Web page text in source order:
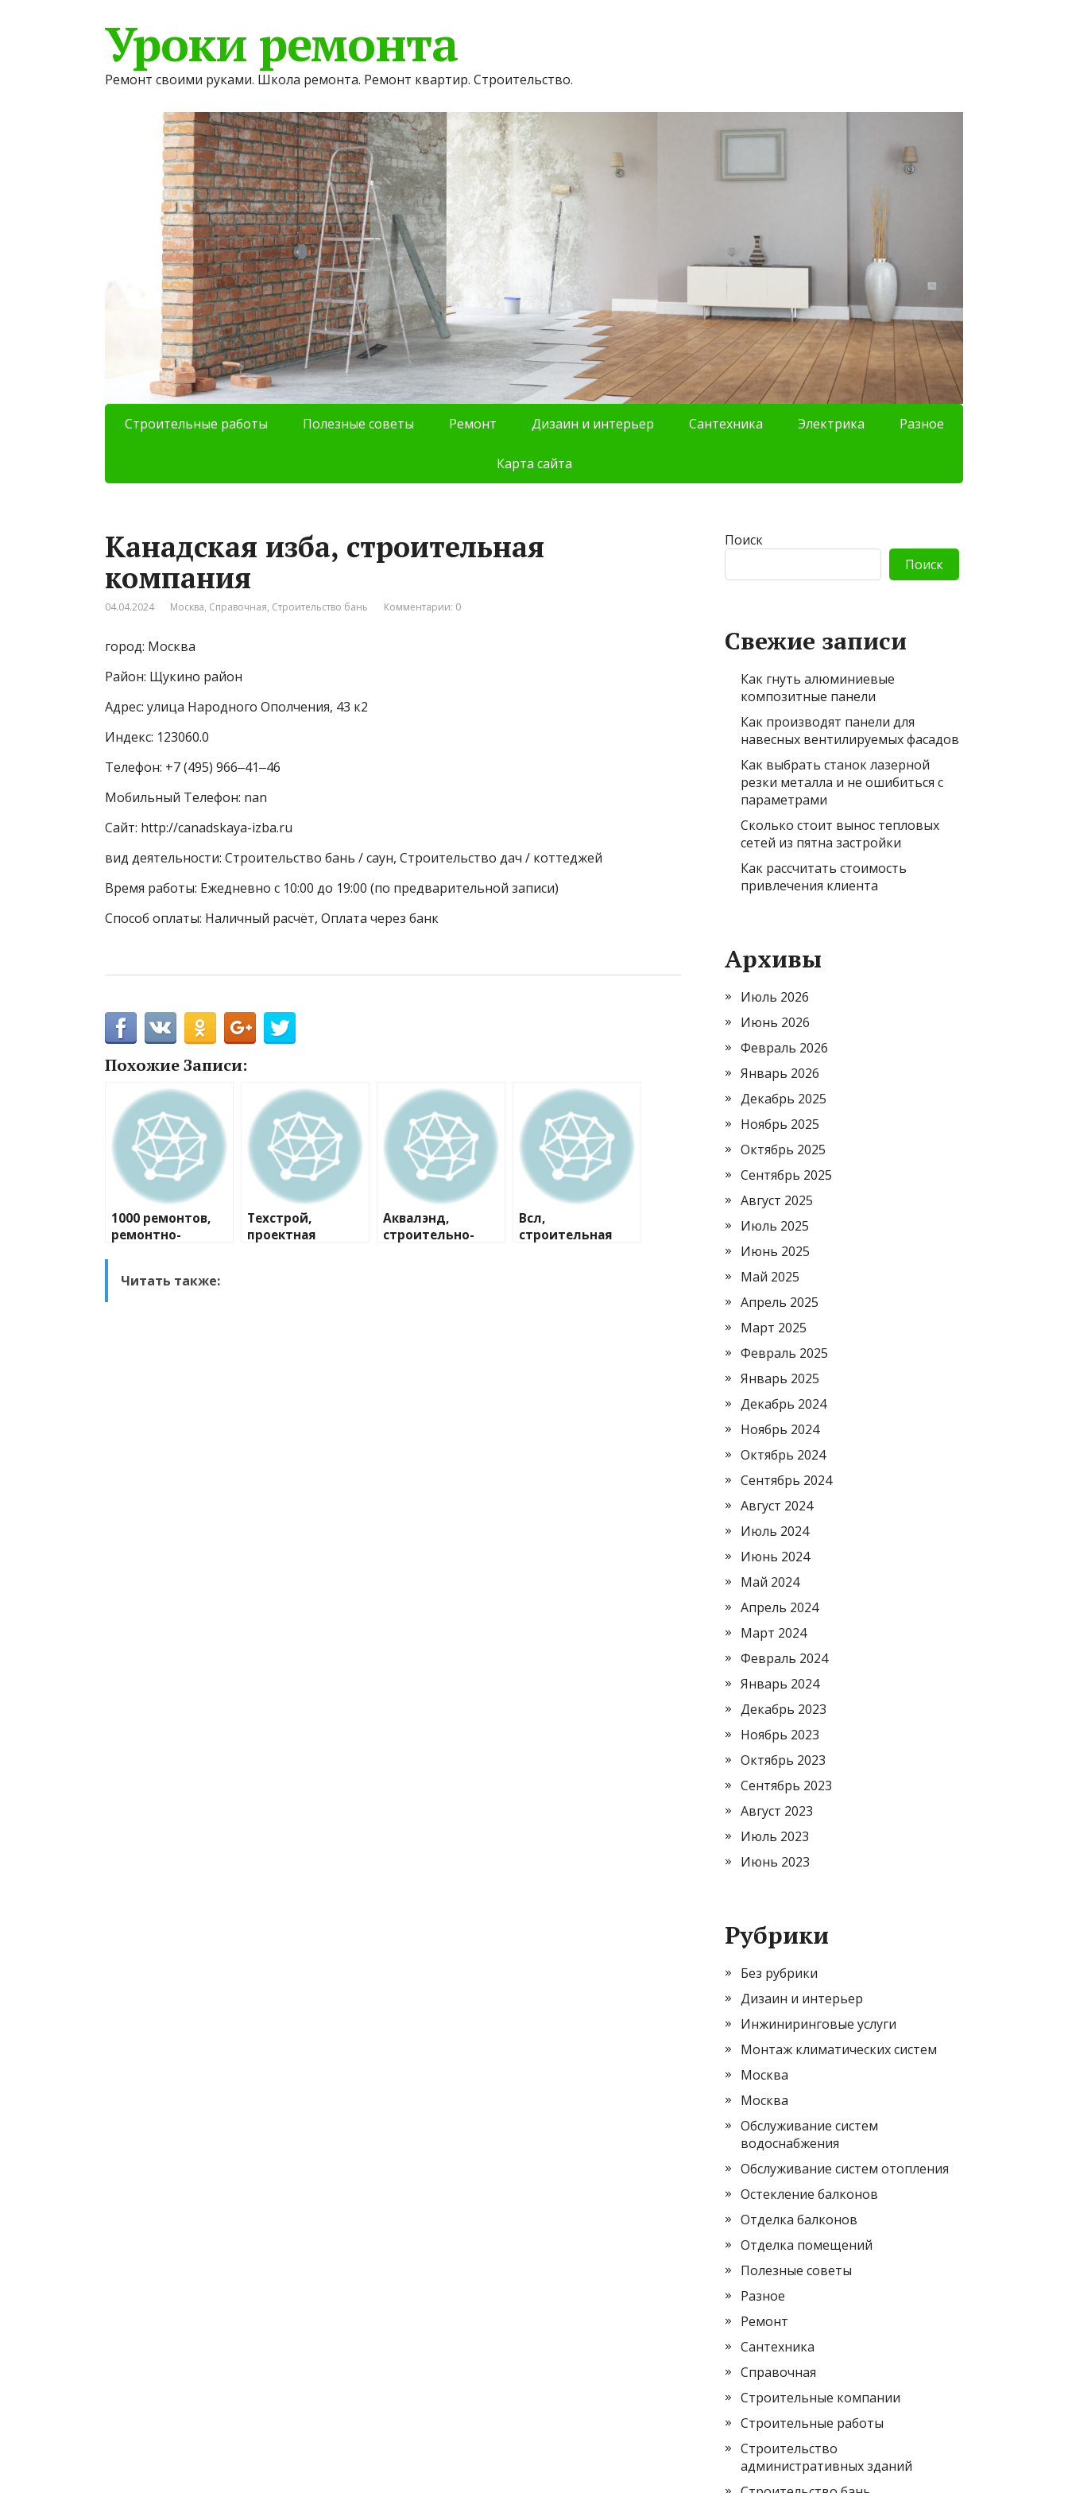
Уроки ремонта
Ремонт своими руками. Школа ремонта. Ремонт квартир. Строительство.
Строительные работы Полезные советы Ремонт Дизаин и интерьер Сантехника Электрика Разное
Карта сайта
Канадская изба, строительная
компания
04.04.2024 Москва, Справочная, Строительство бань Комментарии: 0
город: Москва
Район: Щукино район
Адрес: улица Народного Ополчения, 43 к2
Индекс: 123060.0
Телефон: +7 (495) 966‒41‒46
Мобильный Телефон: nan
Сайт: http://canadskaya-izba.ru
вид деятельности: Строительство бань / саун, Строительство дач / коттеджей
Время работы: Ежедневно с 10:00 до 19:00 (по предварительной записи)
Способ оплаты: Наличный расчёт, Оплата через банк
Похожие Записи:
1000 ремонтов,
ремонтно-
Техстрой,
проектная
Аквалэнд,
строительно-
Всл,
строительная
Читать также:
Поиск
Поиск
Свежие записи
Как гнуть алюминиевые
композитные панели
Как производят панели для
навесных вентилируемых фасадов
Как выбрать станок лазерной
резки металла и не ошибиться с
параметрами
Сколько стоит вынос тепловых
сетей из пятна застройки
Как рассчитать стоимость
привлечения клиента
Архивы
Июль 2026
Июнь 2026
Февраль 2026
Январь 2026
Декабрь 2025
Ноябрь 2025
Октябрь 2025
Сентябрь 2025
Август 2025
Июль 2025
Июнь 2025
Май 2025
Апрель 2025
Март 2025
Февраль 2025
Январь 2025
Декабрь 2024
Ноябрь 2024
Октябрь 2024
Сентябрь 2024
Август 2024
Июль 2024
Июнь 2024
Май 2024
Апрель 2024
Март 2024
Февраль 2024
Январь 2024
Декабрь 2023
Ноябрь 2023
Октябрь 2023
Сентябрь 2023
Август 2023
Июль 2023
Июнь 2023
Рубрики
Без рубрики
Дизаин и интерьер
Инжиниринговые услуги
Монтаж климатических систем
Москва
Москва
Обслуживание систем
водоснабжения
Обслуживание систем отопления
Остекление балконов
Отделка балконов
Отделка помещений
Полезные советы
Разное
Ремонт
Сантехника
Справочная
Строительные компании
Строительные работы
Строительство
административных зданий